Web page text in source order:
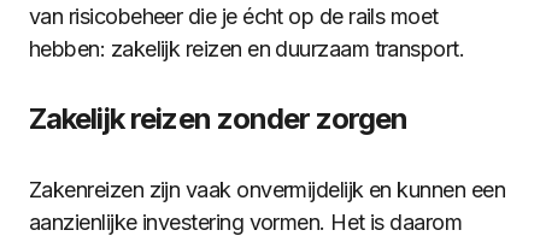
van risicobeheer die je écht op de rails moet
hebben: zakelijk reizen en duurzaam transport.
Zakelijk reizen zonder zorgen
Zakenreizen zijn vaak onvermijdelijk en kunnen een
aanzienlijke investering vormen. Het is daarom